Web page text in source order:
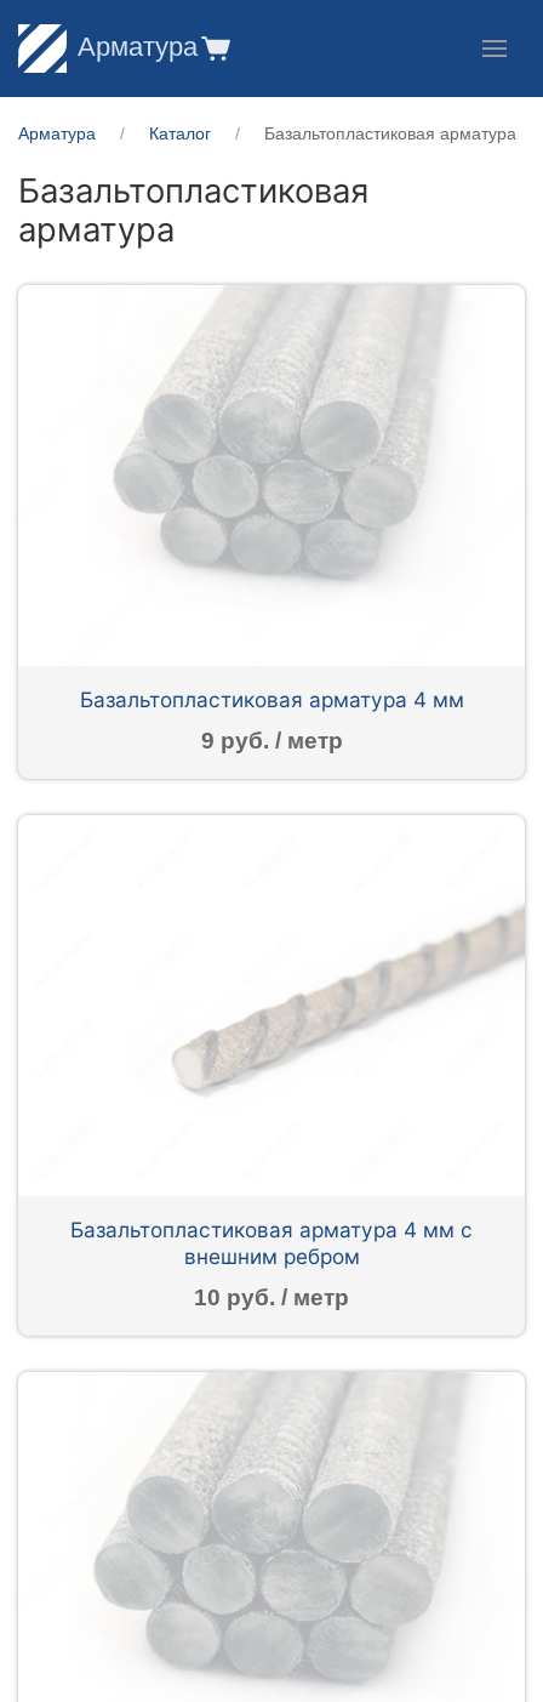
Арматура
Арматура Каталог Базальтопластиковая арматура
Базальтопластиковая
арматура
Базальтопластиковая арматура 4 мм
9 руб. / метр
Базальтопластиковая арматура 4 мм с
внешним ребром
10 руб. / метр